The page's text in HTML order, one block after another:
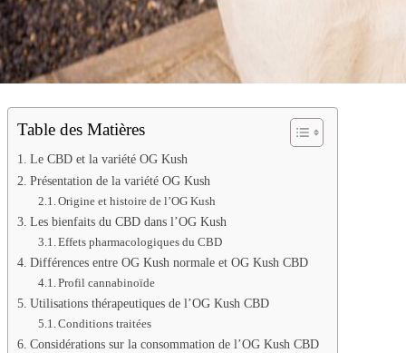
Table des Matières
Le CBD et la variété OG Kush
Présentation de la variété OG Kush
Origine et histoire de l’OG Kush
Les bienfaits du CBD dans l’OG Kush
Effets pharmacologiques du CBD
Différences entre OG Kush normale et OG Kush CBD
Profil cannabinoïde
Utilisations thérapeutiques de l’OG Kush CBD
Conditions traitées
Considérations sur la consommation de l’OG Kush CBD